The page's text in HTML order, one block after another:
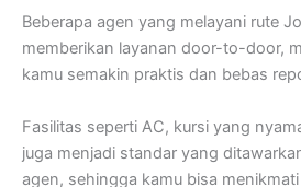
Beberapa agen yang melayani rute
memberikan layanan door-to-door,
kamu semakin praktis dan bebas
Fasilitas seperti AC, kursi yang
juga menjadi standar yang
agen, sehingga kamu bisa